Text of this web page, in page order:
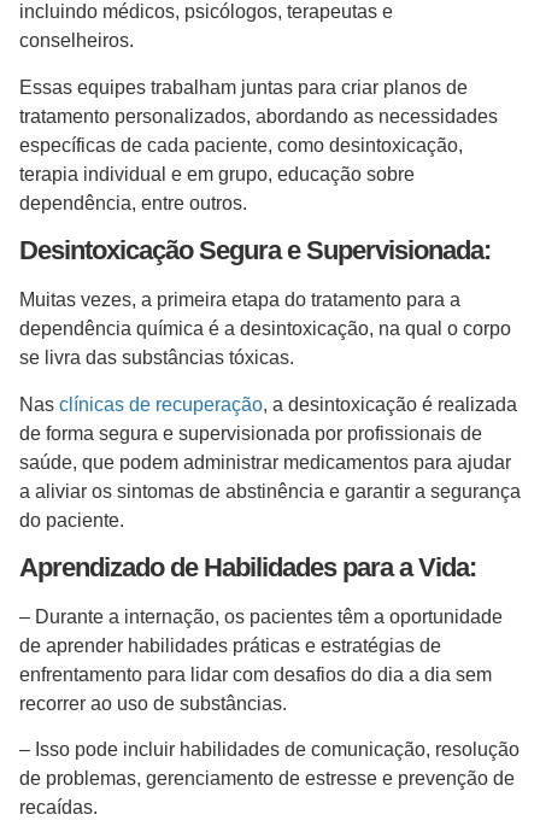
incluindo médicos, psicólogos, terapeutas e
conselheiros.
Essas equipes trabalham juntas para criar planos de
tratamento personalizados, abordando as necessidades
específicas de cada paciente, como desintoxicação,
terapia individual e em grupo, educação sobre
dependência, entre outros.
Desintoxicação Segura e Supervisionada:
Muitas vezes, a primeira etapa do tratamento para a
dependência química é a desintoxicação, na qual o corpo
se livra das substâncias tóxicas.
Nas clínicas de recuperação, a desintoxicação é realizada
de forma segura e supervisionada por profissionais de
saúde, que podem administrar medicamentos para ajudar
a aliviar os sintomas de abstinência e garantir a segurança
do paciente.
Aprendizado de Habilidades para a Vida:
– Durante a internação, os pacientes têm a oportunidade
de aprender habilidades práticas e estratégias de
enfrentamento para lidar com desafios do dia a dia sem
recorrer ao uso de substâncias.
– Isso pode incluir habilidades de comunicação, resolução
de problemas, gerenciamento de estresse e prevenção de
recaídas.